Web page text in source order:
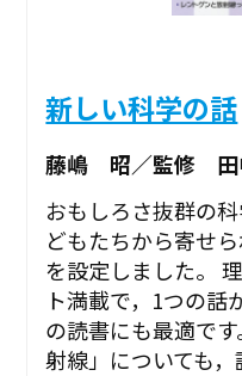
新しい科学の話
藤嶋 昭／監修 田
おもしろさ抜群の
どもたちから寄せ
を設定しました。
ト満載で，1つの話
の読書にも最適で
射線」についても